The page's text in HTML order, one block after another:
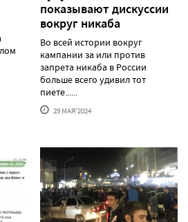
показывают дискуссии
вокруг никаба
Во всей истории вокруг
кампании за или против
запрета никаба в России
больше всего удивил тот
пиете......
29 МАЯ'2024